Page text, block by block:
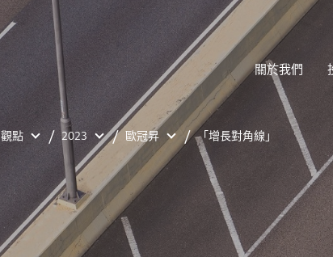
關於我們
觀點 2023 歐冠昇 「增長對角線」